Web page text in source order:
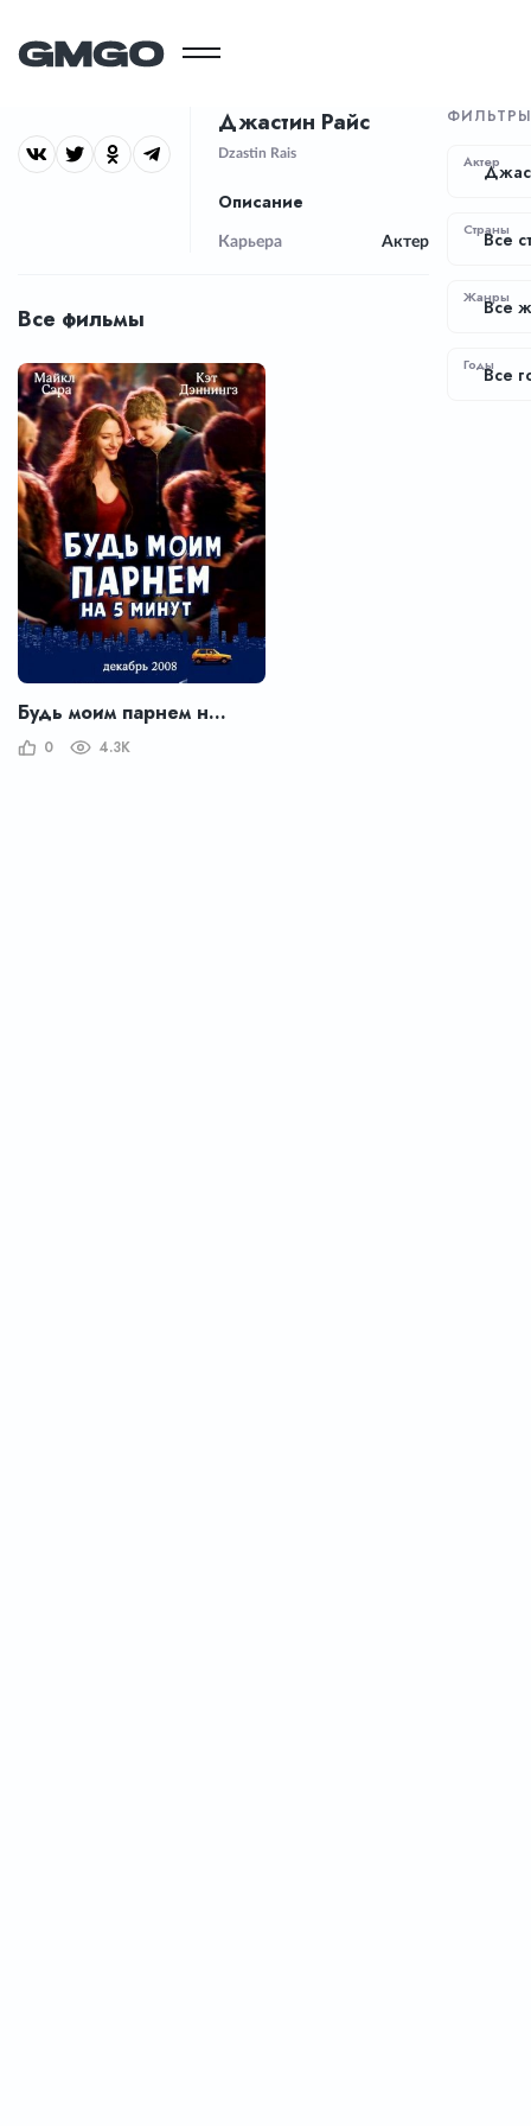
Джастин Райс
Dzastin Rais
Описание
Карьера Актер
Все фильмы
Будь моим парнем на пять минут
0 4.3K
ФИЛЬТРЫ
Актер
Страны
Все
Жанры
Все
ГодыВсе